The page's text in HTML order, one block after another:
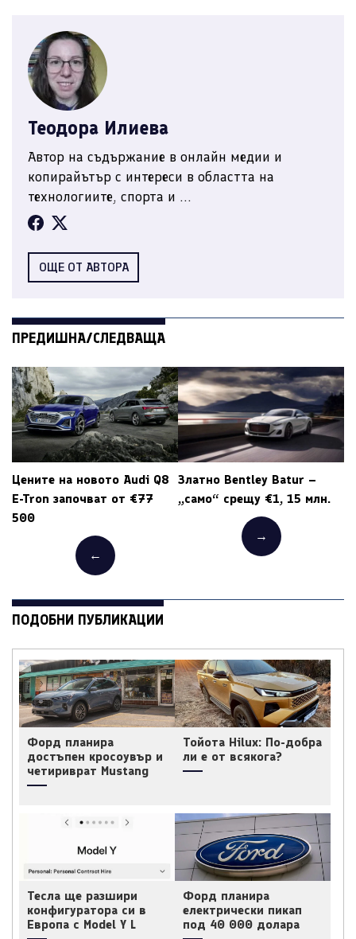
Теодора Илиева
Автор на съдържание в онлайн медии и
копирайътър с интереси в областта на
технологиите, спорта и ...
ОЩЕ ОТ АВТОРА
ПРЕДИШНА/СЛЕДВАЩА
Цените на новото Audi Q8
E-Tron започват от €77
500
←
Златно Bentley Batur –
„само“ срещу €1, 15 млн.
→
ПОДОБНИ ПУБЛИКАЦИИ
Форд планира
достъпен кросоувър и
четириврат Mustang
Тойота Hilux: По-добра
ли е от всякога?
Тесла ще разшири
конфигуратора си в
Европа с Model Y L
Форд планира
електрически пикап
под 40 000 долара